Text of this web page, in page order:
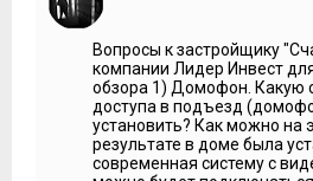
Станислав Баев, директор по
управления по строительству
ведутся основные монолитные
надземной части. В части
завершение работ по подземному
осталось залить часть
Поскольку он имеет
от дома мы делаем паркинг.
порогом и выйти уже на
Вопросы к застройщику
компании Лидер Инвест
обзора 1) Домофон. Какую
доступа в подъезд
установить? Как можно на
результате в доме была
современная систему с